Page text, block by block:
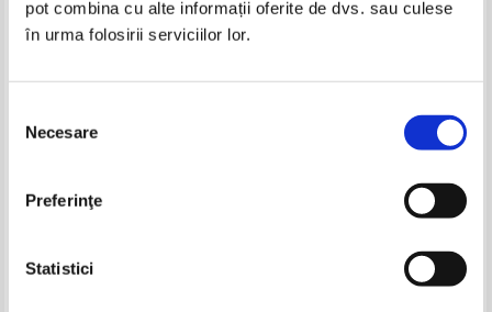
pot combina cu alte informații oferite de dvs. sau culese
în urma folosirii serviciilor lor.
consimțământului
Necesare
Preferinţe
Statistici
Pret:31,00 Lei
Adaugă în coș
Pret:70,00Lei 45,50 Lei